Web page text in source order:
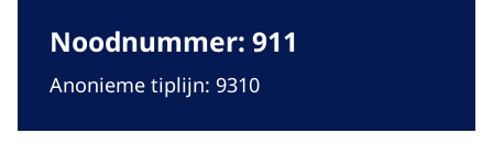
Noodnummer: 911
Anonieme tiplijn: 9310